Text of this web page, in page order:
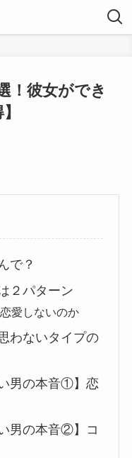
！彼女ができ
で？
２パターン
愛しないのか
わないタイプの
男の本音①】恋
男の本音②】コ